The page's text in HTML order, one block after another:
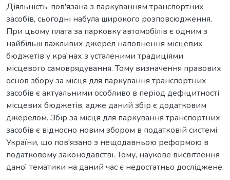
Діяльність, пов'язана з паркуванням транспортних
засобів, сьогодні набула широкого розповсюдження.
При цьому плата за парковку автомобілів є одним з
найбільш важливих джерел наповнення місцевих
бюджетів у країнах з усталеними традиціями
місцевого самоврядування. Тому визначення правових
основ збору за місця для паркування транспортних
засобів є актуальними особливо в період дефіцитності
місцевих бюджетів, адже даний збір є додатковим
джерелом. Збір за місця для паркування транспортних
засобів є відносно новим збором в податковій системі
України, що пов'язано з нещодавньою реформою в
податковому законодавстві. Тому, наукове висвітлення
даної тематики на даний час є недостатньо досліджене.